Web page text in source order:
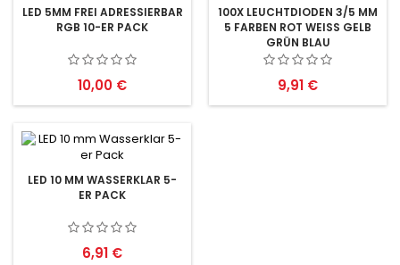
LED 5MM FREI ADRESSIERBAR
RGB 10-ER PACK
Preis
10,00 €
100X LEUCHTDIODEN 3/5 MM
5 FARBEN ROT WEISS GELB G
RÜN BLAU
Preis
9,91 €
LED 10 MM WASSERKLAR 5-
ER PACK
Preis
6,91 €